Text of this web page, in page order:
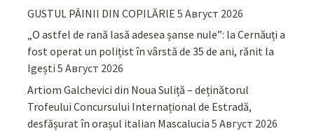
GUSTUL PÂINII DIN COPILĂRIE 5 Август 2026
„O astfel de rană lasă adesea șanse nule”: la Cernăuți a
fost operat un polițist în vârstă de 35 de ani, rănit la
Igești 5 Август 2026
Artiom Galchevici din Noua Suliță – deținătorul
Trofeului Concursului Internațional de Estradă,
desfășurat în orașul italian Mascalucia 5 Август 2026